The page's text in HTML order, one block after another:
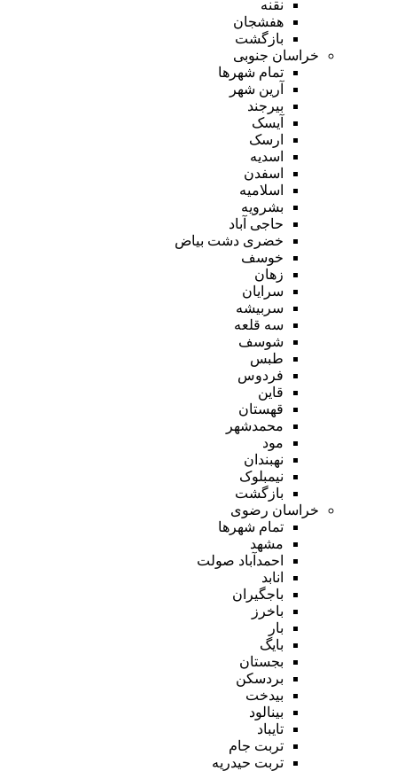
نقنه
هفشجان
بازگشت
خراسان جنوبی
تمام شهر‌ها
آرین شهر
بیرجند
آیسک
ارسک
اسدیه
اسفدن
اسلامیه
بشرویه
حاجی آباد
خضری دشت بیاض
خوسف
زهان
سرایان
سربیشه
سه قلعه
شوسف
طبس
فردوس
قاین
قهستان
محمدشهر
مود
نهبندان
نیمبلوک
بازگشت
خراسان رضوی
تمام شهر‌ها
مشهد
احمدآباد صولت
انابد
باجگیران
باخرز
بار
بایگ
بجستان
بردسکن
بیدخت
بینالود
تایباد
تربت جام
تربت حیدریه